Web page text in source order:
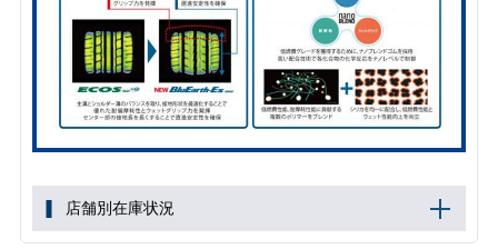
店舗別在庫状況